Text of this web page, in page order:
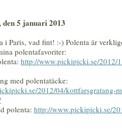
den 5 januari 2013
i Paris, vad fint! :-) Polenta är
polentafavoriter:
http://www.pickipicki.se/2012/
med polentatäcke:
2012/04/kottfarsgratang-
polenta: http://www.pickipicki.se/